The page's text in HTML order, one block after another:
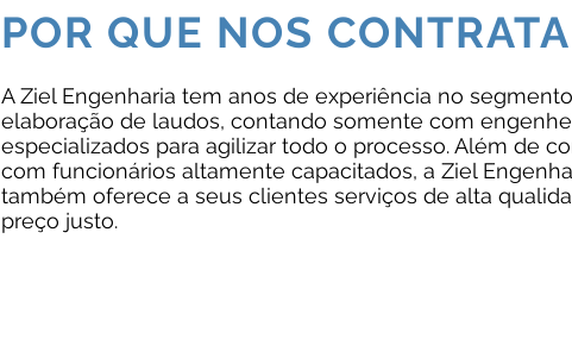
POR QUE NOS
A Ziel Engenharia tem anos de experiência no
elaboração de laudos, contando somente com
especializados para agilizar todo o processo. Além de
com funcionários altamente capacitados, a Ziel
também oferece a seus clientes serviços de alta
preço justo.